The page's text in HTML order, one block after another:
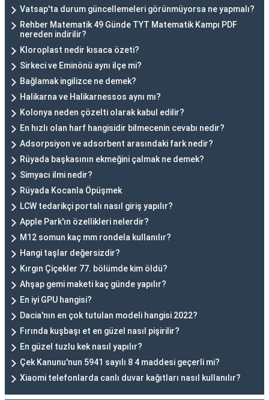
Vatsap'ta durum güncellemeleri görünmüyorsa ne yapmalı?
Rehber Matematik 49 Günde TYT Matematik Kampı PDF
nereden indirilir?
Kloroplast nedir kısaca özeti?
Sirkeci ve Eminönü aynı ilçe mi?
Bağlamak ingilizce ne demek?
Halikarna ve Halikarnessos aynı mı?
Kolonya neden çözelti olarak kabul edilir?
En hızlı olan harf hangisidir bilmecenin cevabı nedir?
Adsorpsiyon ve adsorbent arasındaki fark nedir?
Rüyada başkasının ekmeğini çalmak ne demek?
Simyacı ilmi nedir?
Rüyada Kocanla Öpüşmek
LCW tedarikçi portalı nasıl giriş yapılır?
Apple Park'ın özellikleri nelerdir?
M12 somun kaç mm rondela kullanılır?
Hangi taşlar değersizdir?
Kırgın Çiçekler 77. bölümde kim öldü?
Ahşap gemi maketi kaç günde yapılır?
En iyi GPU hangisi?
Dacia'nın en çok tutulan modeli hangisi 2022?
Fırında kuşbaşı et en güzel nasıl pişirilir?
En güzel tuzlu kek nasıl yapılır?
Çek Kanunu'nun 5941 sayılı 8 4 maddesi geçerli mi?
Xiaomi telefonlarda canlı duvar kağıtları nasıl kullanılır?